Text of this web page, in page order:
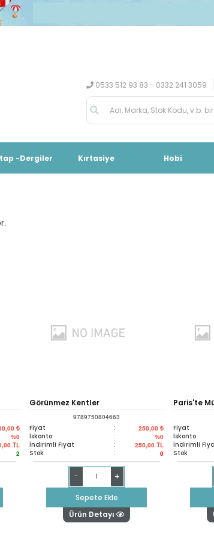
0533 512 93 83 - 0332 241 3059
-Dergiler Kırtasiye Hobi
₺
%0
TL
2
Görünmez Kentler
9789750804663
Fiyat : 250,00 ₺
İskonto : %0
İndirimli Fiyat : 250,00 TL
Stok : 0
- +
Sepete Ekle
Ürün Detayı
Paris'te
Fiyat
İskonto
İndirimli
Stok